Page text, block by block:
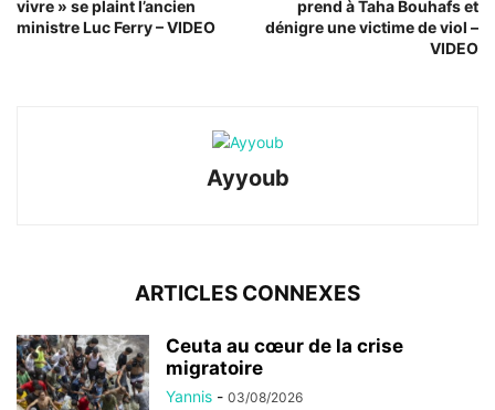
vivre » se plaint l’ancien
ministre Luc Ferry – VIDEO
prend à Taha Bouhafs et
dénigre une victime de viol –
VIDEO
Ayyoub
ARTICLES CONNEXES
Ceuta au cœur de la crise
migratoire
Yannis - 03/08/2026